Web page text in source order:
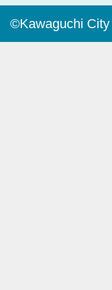
©Kawaguchi City